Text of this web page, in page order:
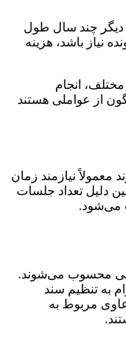
دیگر چند سال طول
نیاز باشد، هزینه
انجام
از عواملی هستند
معمولاً نیازمند زمان
دلیل تعداد جلسات
می‌شود.
محسوب می‌شوند.
به تنظیم سند
مربوط به